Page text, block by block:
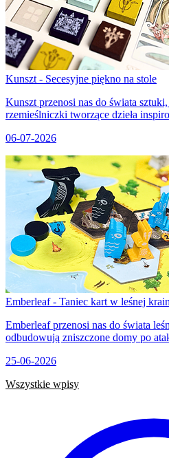
Kunszt - Secesyjne piękno na stole
Kunszt przenosi nas do świata
rzemieślniczki tworzące dzieła
06-07-2026
Emberleaf - Taniec kart w leśnej
Emberleaf przenosi nas do świata
odbudowują zniszczone domy po
25-06-2026
Wszystkie wpisy